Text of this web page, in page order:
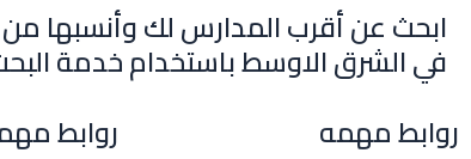
ابحث عن أقرب المدارس لك وأنسبها
في الشرق الاوسط باستخدام خدمة
روابط مهمه روابط